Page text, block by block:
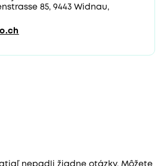
85, 9443 Widnau,
nepadli žiadne otázky. Môžete